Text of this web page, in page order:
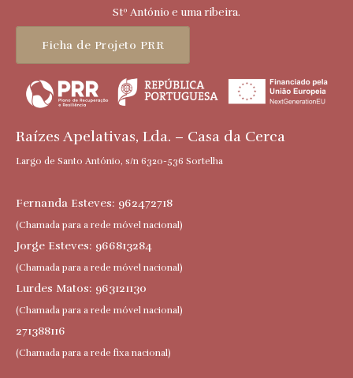
Stº António e uma ribeira.
Ficha de Projeto PRR
Raízes Apelativas, Lda. – Casa da Cerca
Largo de Santo António, s/n 6320-536 Sortelha
Fernanda Esteves: 962472718
(Chamada para a rede móvel nacional)
Jorge Esteves: 966813284
(Chamada para a rede móvel nacional)
Lurdes Matos: 963121130
(Chamada para a rede móvel nacional)
271388116
(Chamada para a rede fixa nacional)